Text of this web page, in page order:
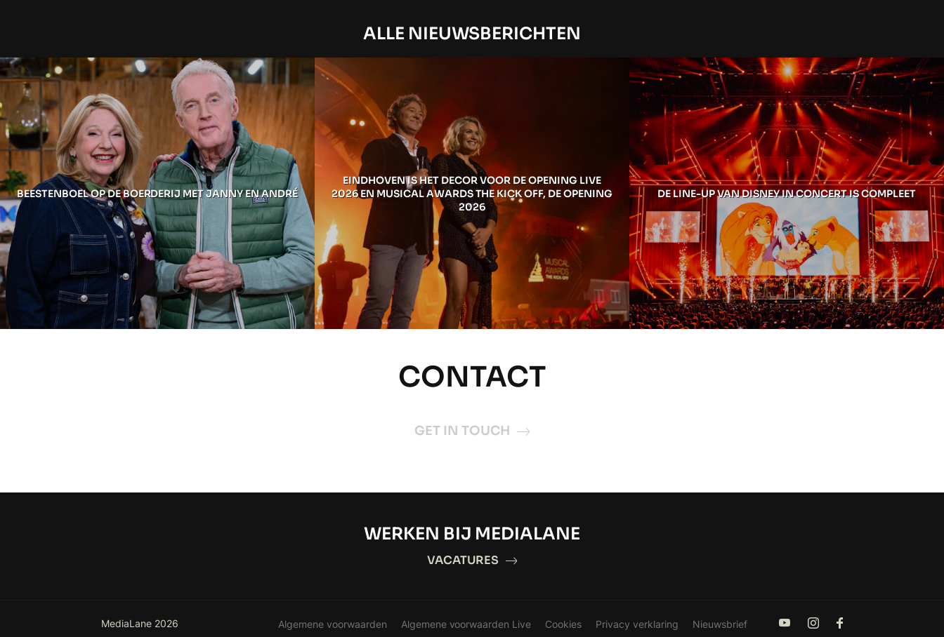
ALLE NIEUWSBERICHTEN
BEESTENBOEL OP DE BOERDERIJ MET JANNY EN ANDRÉ
EINDHOVEN IS HET DECOR VOOR DE OPENING LIVE
2026 EN MUSICAL AWARDS THE KICK OFF, DE OPENING
2026
DE LINE-UP VAN DISNEY IN CONCERT IS COMPLEET
CONTACT
GET IN TOUCH
WERKEN BIJ MEDIALANE
VACATURES
Algemene voorwaarden Algemene voorwaarden Live Cookies Privacy verklaring Nieuwsbrief
MediaLane 2026